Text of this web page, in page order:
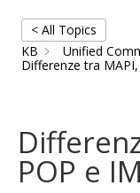
< All Topics
KB
Unified
Differenze tra
POP e